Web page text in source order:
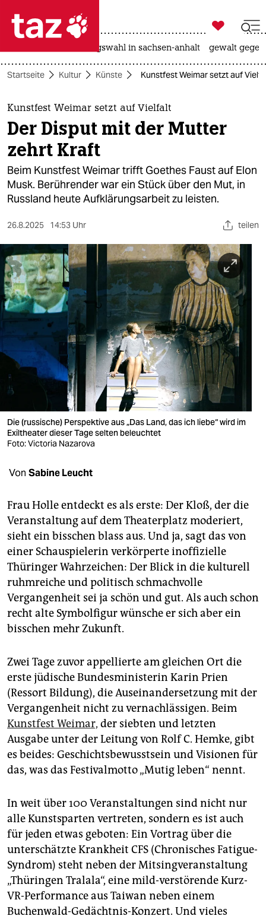
 taz zahl ich
taz zahl ich
themen
politik
öko
gesellschaft
sport
berlin
nord
wahrheit
verlag
verlag
veranstaltungen
shop
fragen & hilfe
genossenschaft
epaper login

taz zahl ich
landtagswahl in sachsen-anhalt gewalt
Startseite Kultur Künste Kunstfest Weimar setzt auf
Kunstfest Weimar setzt auf Vielfalt
Der Disput mit der Mutter
zehrt Kraft
Beim Kunstfest Weimar trifft Goethes Faust auf Elon
Musk. Berührender war ein Stück über den Mut, in
Russland heute Aufklärungs­­arbeit zu leisten.
26.8.2025 14:53 Uhr teilen
Die (russische) Perspektive aus „Das Land, das ich liebe“ wird im
Exiltheater dieser Tage selten beleuchtet
Foto: Victoria Nazarova
Von Sabine Leucht
Frau Holle entdeckt es als erste: Der Kloß, der die
Veranstaltung auf dem Theaterplatz moderiert,
sieht ein bisschen blass aus. Und ja, sagt das von
einer Schauspielerin verkörperte inoffizielle
Thüringer Wahrzeichen: Der Blick in die kulturell
ruhmreiche und politisch schmachvolle
Vergangenheit sei ja schön und gut. Als auch schon
recht alte Symbolfigur wünsche er sich aber ein
bisschen mehr Zukunft.
Zwei Tage zuvor appellierte am gleichen Ort die
erste jüdische Bundesministerin Karin Prien
(Ressort Bildung), die Auseinandersetzung mit der
Vergangenheit nicht zu vernachlässigen. Beim
Kunstfest Weimar, der siebten und letzten
Ausgabe unter der Leitung von Rolf C. Hemke, gibt
es beides: Geschichtsbewusstsein und Visionen für
das, was das Festivalmotto „Mutig leben“ nennt.
In weit über 100 Veranstaltungen sind nicht nur
alle Kunstsparten vertreten, sondern es ist auch
für jeden etwas geboten: Ein Vortrag über die
unterschätzte Krankheit CFS (Chronisches Fatigue-
Syndrom) steht neben der Mitsingveranstaltung
„Thüringen Tralala“, eine mild-verstörende Kurz-
VR-Performance aus Taiwan neben einem
Buchenwald-Gedächtnis-Konzert. Und vieles